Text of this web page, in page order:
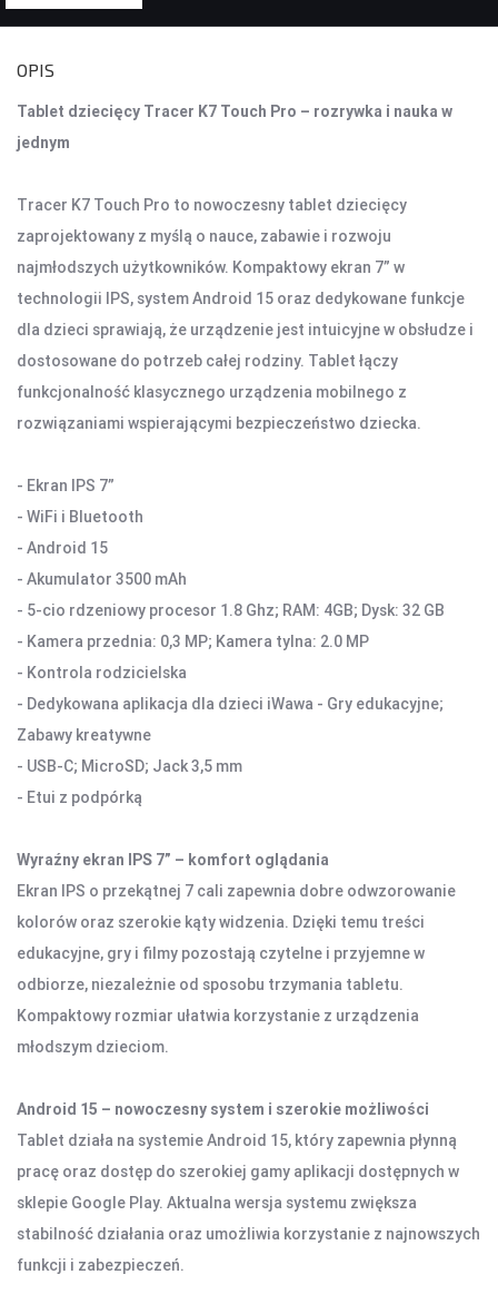
GAMEPADY
STACJE CHŁODZĄCE
ZASILACZE
KAMERY PC
KAMERY SAMOCHODOWE
KAMERY DO MONITORINGU
KAMERY SPORTOWE OUTDOOROWE
APARATY
SMARTWATCHE I TABLETY
SMARTWATCHE
UCHWYTY DO SMARTFONÓW
TABLETY
KREATYWNE
WALKIE TALKIE
UCHWYTY I AKCESORIA TV
UCHWYTY TV/LCD
DOM I BIURO
NISZCZARKI I LAMINATORY
SEJFY I ZABEZPIECZENIA
PROJEKTORY
LISTWY I PRZEDŁUŻACZE
LISTWY ZASILAJĄCE
PRZEDŁUŻACZE
OPIS
Tablet dziecięcy Tracer K7 Touch Pro – rozrywka i nauka w
jednym
Tracer K7 Touch Pro to nowoczesny tablet dziecięcy
zaprojektowany z myślą o nauce, zabawie i rozwoju
najmłodszych użytkowników. Kompaktowy ekran 7” w
technologii IPS, system Android 15 oraz dedykowane funkcje
dla dzieci sprawiają, że urządzenie jest intuicyjne w obsłudze i
dostosowane do potrzeb całej rodziny. Tablet łączy
funkcjonalność klasycznego urządzenia mobilnego z
rozwiązaniami wspierającymi bezpieczeństwo dziecka.
- Ekran IPS 7”
- WiFi i Bluetooth
- Android 15
- Akumulator 3500 mAh
- 5-cio rdzeniowy procesor 1.8 Ghz; RAM: 4GB; Dysk: 32 GB
- Kamera przednia: 0,3 MP; Kamera tylna: 2.0 MP
- Kontrola rodzicielska
- Dedykowana aplikacja dla dzieci iWawa - Gry edukacyjne;
Zabawy kreatywne
- USB-C; MicroSD; Jack 3,5 mm
- Etui z podpórką
Wyraźny ekran IPS 7” – komfort oglądania
Ekran IPS o przekątnej 7 cali zapewnia dobre odwzorowanie
kolorów oraz szerokie kąty widzenia. Dzięki temu treści
edukacyjne, gry i filmy pozostają czytelne i przyjemne w
odbiorze, niezależnie od sposobu trzymania tabletu.
Kompaktowy rozmiar ułatwia korzystanie z urządzenia
młodszym dzieciom.
Android 15 – nowoczesny system i szerokie możliwości
Tablet działa na systemie Android 15, który zapewnia płynną
pracę oraz dostęp do szerokiej gamy aplikacji dostępnych w
sklepie Google Play. Aktualna wersja systemu zwiększa
stabilność działania oraz umożliwia korzystanie z najnowszych
funkcji i zabezpieczeń.